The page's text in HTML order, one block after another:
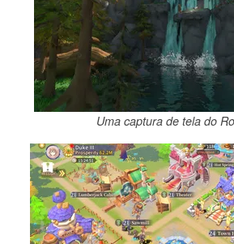
Uma captura de tela do